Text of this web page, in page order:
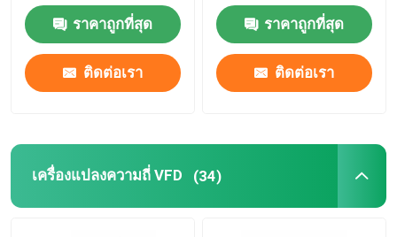
ราคาถูกที่สุด
ติดต่อเรา
Modbus RTU
50Hz/60Hz ± 5% ความถี่
การเข้า
ราคาถูกที่สุด
ติดต่อเรา
เครื่องแปลงความถี่ VFD (34)